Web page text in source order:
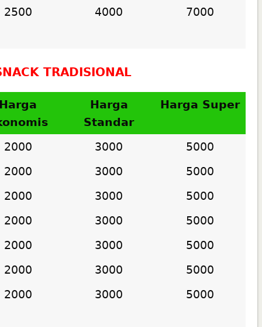
2500
4000 7000
TRADISIONAL
Harga
Standar
Harga Super
2000 3000
5000
2000
3000
5000
2000
3000
5000
2000
3000
5000
2000
3000
5000
2000
3000
5000
2000
3000 5000